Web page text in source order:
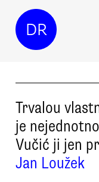
DR
Trvalou
je
Vučić ji jen
Jan Loužek